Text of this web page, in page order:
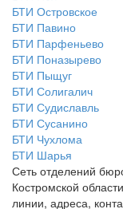
БТИ Островское
БТИ Павино
БТИ Парфеньево
БТИ Поназырево
БТИ Пыщуг
БТИ Солигалич
БТИ Судиславль
БТИ Сусанино
БТИ Чухлома
БТИ Шарья
Сеть отделений
Костромской
линии, адреса,